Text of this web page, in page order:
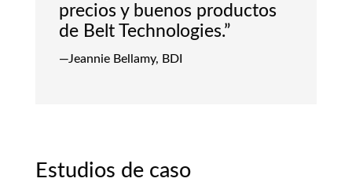
precios y buenos productos
de Belt Technologies.”
—Jeannie Bellamy, BDI
Estudios de caso